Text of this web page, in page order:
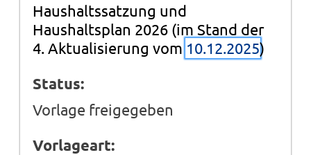
Haushaltssatzung und
Haushaltsplan 2026 (im Stand der
4. Aktualisierung vom 10.12.2025)
Status:
Vorlage freigegeben
Vorlageart: